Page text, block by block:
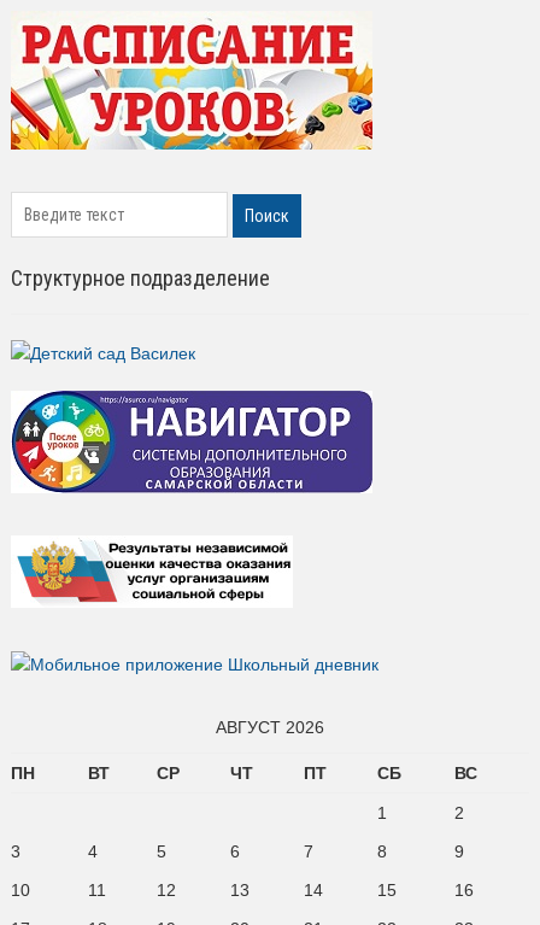
search
Поиск
Структурное подразделение
АВГУСТ 2026
ПН ВТ СР ЧТ ПТ СБ ВС
1
2
3
4 5 6 7 8
9
10
11 12 13 14 15
16